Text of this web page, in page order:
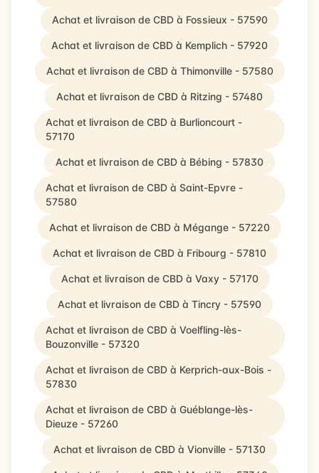
Achat et livraison de CBD à Fossieux - 57590
Achat et livraison de CBD à Kemplich - 57920
Achat et livraison de CBD à Thimonville - 57580
Achat et livraison de CBD à Ritzing - 57480
Achat et livraison de CBD à Burlioncourt -
57170
Achat et livraison de CBD à Bébing - 57830
Achat et livraison de CBD à Saint-Epvre -
57580
Achat et livraison de CBD à Mégange - 57220
Achat et livraison de CBD à Fribourg - 57810
Achat et livraison de CBD à Vaxy - 57170
Achat et livraison de CBD à Tincry - 57590
Achat et livraison de CBD à Voelfling-lès-
Bouzonville - 57320
Achat et livraison de CBD à Kerprich-aux-Bois -
57830
Achat et livraison de CBD à Guéblange-lès-
Dieuze - 57260
Achat et livraison de CBD à Vionville - 57130